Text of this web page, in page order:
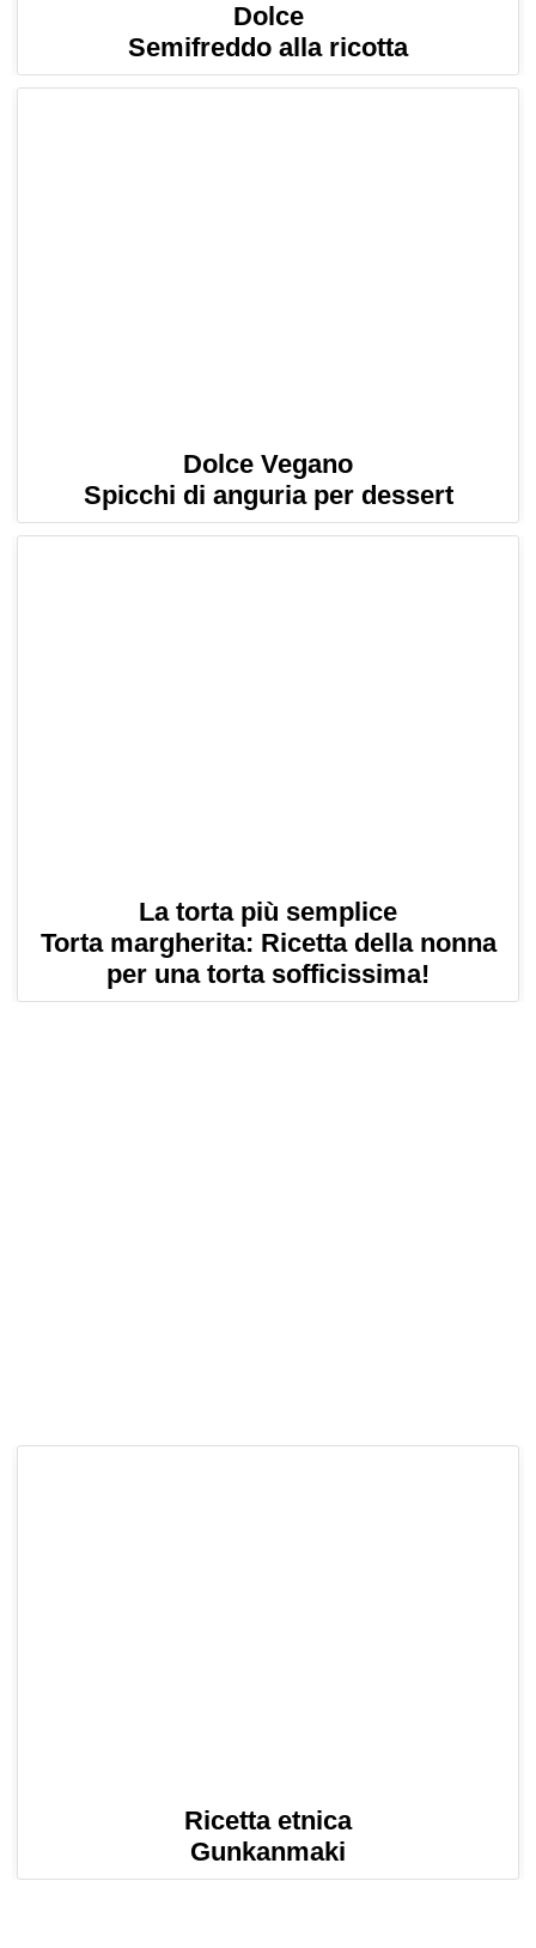
Dolce
Semifreddo alla ricotta
Dolce Vegano
Spicchi di anguria per dessert
La torta più semplice
Torta margherita: Ricetta della nonna
per una torta sofficissima!
Ricetta etnica
Gunkanmaki